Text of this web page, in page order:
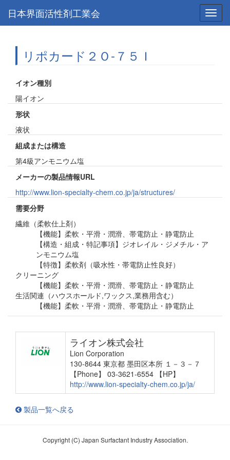
日本界面活性剤工業会
リポカード２Ｏ-７５Ｉ
イオン種別
陽イオン
形状
液状
組成または構造
第4級アンモニウム塩
メーカーの製品情報URL
http://www.lion-specialty-chem.co.jp/ja/structures/
需要分野
繊維（柔軟仕上剤）
【機能】柔軟・平滑・潤滑、帯電防止・静電防止
【構造・組成・特記事項】ジオレイル・ジメチル・ア
ンモニウム塩
【特徴】柔軟剤（吸水性・帯電防止性良好）
クリーニング
【機能】柔軟・平滑・潤滑、帯電防止・静電防止
生活関連（ハウスホールド,ワックス,業務用含む）
【機能】柔軟・平滑・潤滑、帯電防止・静電防止
ライオン株式会社
Lion Corporation
130-8644 東京都 墨田区本所 １－３－７
【Phone】 03-3621-6554 【HP】
http://www.lion-specialty-chem.co.jp/ja/
製品一覧へ戻る
Copyright (C) Japan Surfactant Industry Association.